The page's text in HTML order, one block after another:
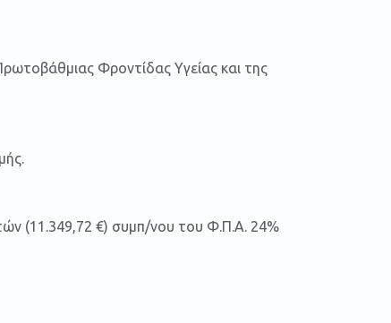
Φροντίδας Υγείας και της
(11.349,72 €) συμπ/νου του Φ.Π.Α. 24%